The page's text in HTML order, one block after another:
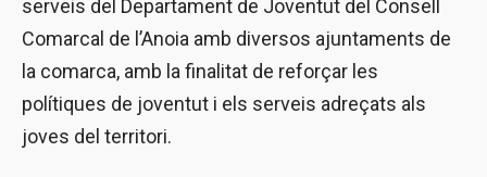
serveis del Departament de Joventut del Consell
Comarcal de l’Anoia amb diversos ajuntaments de
la comarca, amb la finalitat de reforçar les
polítiques de joventut i els serveis adreçats als
joves del territori.